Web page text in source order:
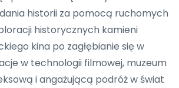
historii za pomocą ruchomych
historycznych kamieni
kina po zagłębianie się w
w technologii filmowej, muzeum
i angażującą podróż w świat